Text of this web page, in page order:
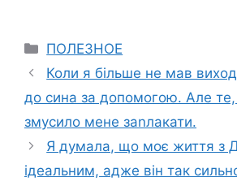
Categories
ПОЛЕЗНОЕ
Коли я більше не мав
до сина за допомогою. Але те,
змусило мене заnлакати.
Я думала, що моє життя з
ідеальним, адже він так